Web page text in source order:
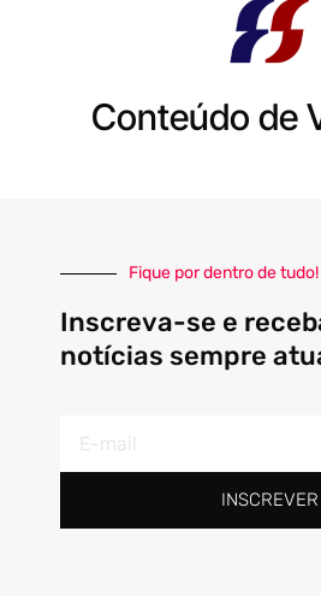
Conteúdo de
Fique por dentro de tudo!
Inscreva-se e
notícias sempre
mail
INSCREVER